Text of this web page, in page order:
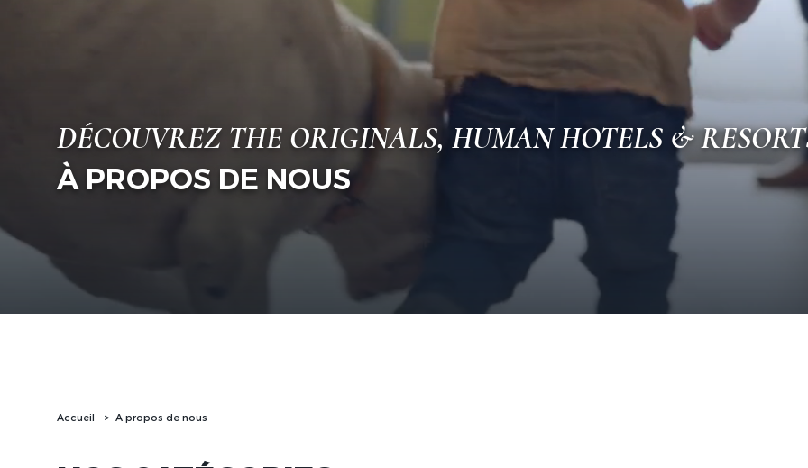
DÉCOUVREZ THE ORIGINALS, HUMAN HOTELS &
À PROPOS DE NOUS
Accueil A propos de nous